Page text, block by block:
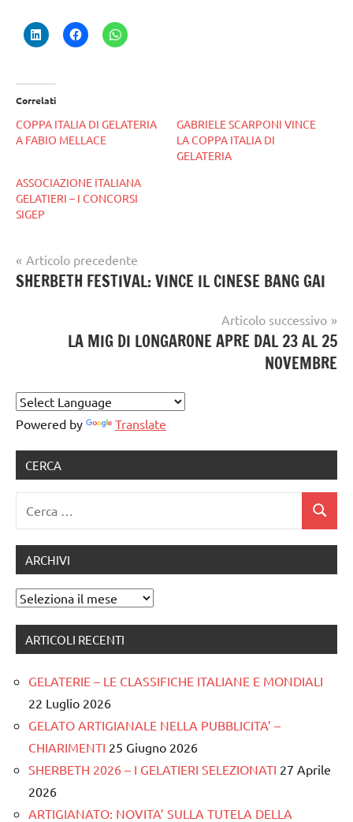
Correlati
COPPA ITALIA DI GELATERIA
A FABIO MELLACE
GABRIELE SCARPONI VINCE
LA COPPA ITALIA DI
GELATERIA
ASSOCIAZIONE ITALIANA
GELATIERI – I CONCORSI
SIGEP
gelato
Navigazione
articoli
Articolo precedente
SHERBETH FESTIVAL: VINCE IL CINESE BANG GAI
Articolo successivo
LA MIG DI LONGARONE APRE DAL 23 AL 25
NOVEMBRE
Powered by Translate
CERCA
Cerca
ARCHIVI
Archivi
ARTICOLI RECENTI
GELATERIE – LE CLASSIFICHE ITALIANE E MONDIALI
22 Luglio 2026
GELATO ARTIGIANALE NELLA PUBBLICITA’ –
CHIARIMENTI 25 Giugno 2026
SHERBETH 2026 – I GELATIERI SELEZIONATI 27 Aprile
2026
ARTIGIANATO: NOVITA’ SULLA TUTELA DELLA